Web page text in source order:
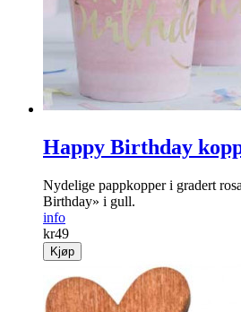
Happy Birthday
Nydelige pappkopper i gradert
Birthday» i gull.
info
kr49
Kjøp